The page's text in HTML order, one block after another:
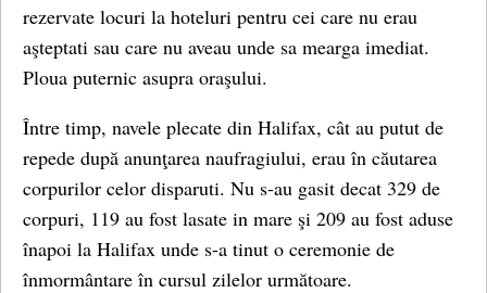
rezervate locuri la hoteluri pentru cei care nu erau
aşteptati sau care nu aveau unde sa mearga imediat.
Ploua puternic asupra oraşului.
Între timp, navele plecate din Halifax, cât au putut de
repede după anunţarea naufragiului, erau în căutarea
corpurilor celor disparuti. Nu s-au gasit decat 329 de
corpuri, 119 au fost lasate in mare şi 209 au fost aduse
înapoi la Halifax unde s-a tinut o ceremonie de
înmormântare în cursul zilelor următoare.